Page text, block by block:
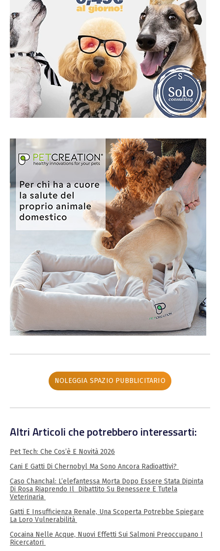
NOLEGGIA SPAZIO PUBBLICITARIO
Altri Articoli che potrebbero interessarti:
Pet Tech: Che Cos’è E Novità 2026
Cani E Gatti Di Chernobyl Ma Sono Ancora Radioattivi?
Caso Chanchal: L’elefantessa Morta Dopo Essere Stata Dipinta
Di Rosa Riaprendo Il Dibattito Su Benessere E Tutela
Veterinaria
Gatti E Insufficienza Renale, Una Scoperta Potrebbe Spiegare
La Loro Vulnerabilità
Cocaina Nelle Acque, Nuovi Effetti Sui Salmoni Preoccupano I
Ricercatori